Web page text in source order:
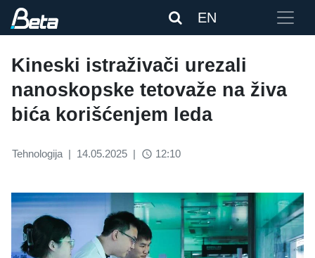
EN
Kineski istraživači urezali
nanoskopske tetovaže na živa
bića korišćenjem leda
Tehnologija | 14.05.2025 | access_time 12:10